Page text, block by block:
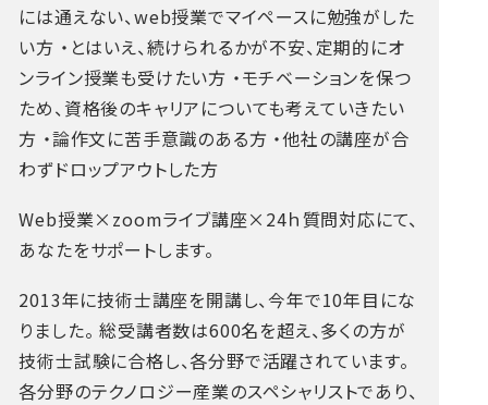
には通えない、web授業でマイペースに勉強がした
い方 ・とはいえ、続けられるかが不安、定期的にオ
ンライン授業も受けたい方 ・モチベーションを保つ
ため、資格後のキャリアについても考えていきたい
方 ・論作文に苦手意識のある方 ・他社の講座が合
わずドロップアウトした方
Web授業×zoomライブ講座×24ｈ質問対応にて、
あなたをサポートします。
2013年に技術士講座を開講し、今年で10年目にな
りました。 総受講者数は600名を超え、多くの方が
技術士試験に合格し、各分野で活躍されています。
各分野のテクノロジー産業のスペシャリストであり、